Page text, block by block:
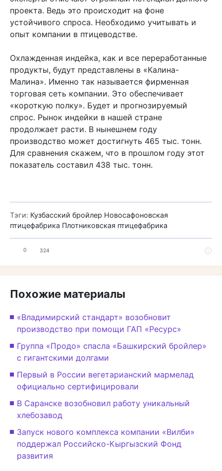
проекта. Ведь это происходит на фоне
устойчивого спроса. Необходимо учитывать и
опыт компании в птицеводстве.
Охлажденная индейка, как и все переработанные
продукты, будут представлены в «Калина-
Малина». Именно так называется фирменная
торговая сеть компании. Это обеспечивает
«короткую полку». Будет и прогнозируемый
спрос. Рынок индейки в нашей стране
продолжает расти. В нынешнем году
производство может достигнуть 465 тыс. тонн.
Для сравнения скажем, что в прошлом году этот
показатель составил 438 тыс. тонн.
Тэги: Кузбасский бройлер Новосафоновская
птицефабрика Плотниковская птицефабрика
0 324
Похожие материалы
«Владимирский стандарт» возобновит
производство при помощи ГАП «Ресурс»
Группа «Продо» спасла «Башкирский бройлер»
с гигантскими долгами
Первый в России вегетарианский мармелад
официально сертифицировали
В Саранске возобновил работу уникальный
хлебозавод
Запуск нового комплекса компании «Вилби»
поддержал Российско-Кыргызский Фонд
развития